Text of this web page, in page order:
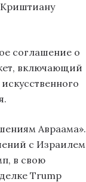
соглашение о
включающий
Авраама».
с Израилем
в свою
Trump